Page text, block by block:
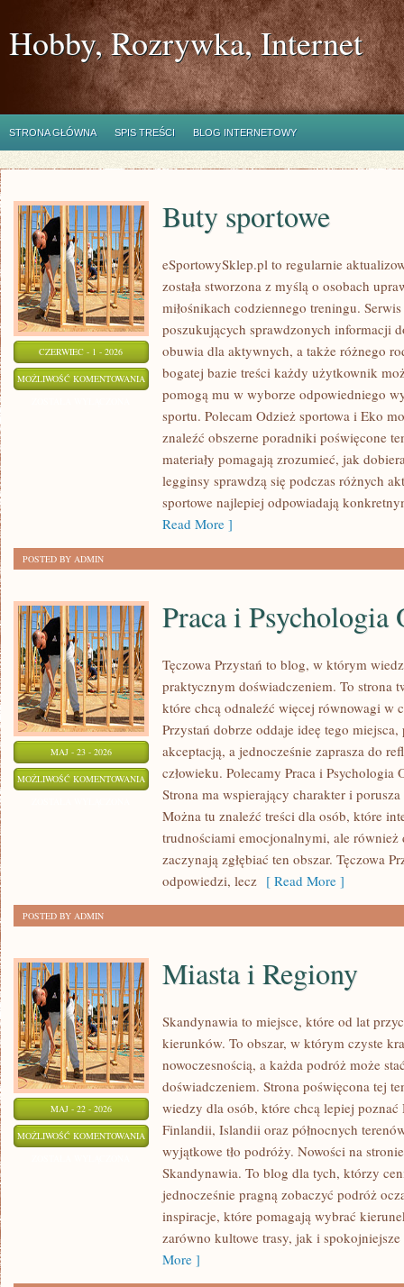
Hobby, Rozrywka, Internet
STRONA GŁÓWNA SPIS TREŚCI BLOG INTERNETOWY
CZERWIEC - 1 - 2026
MOŻLIWOŚĆ KOMENTOWANIA BUTY
SPORTOWE
Buty sportowe
eSportowySklep.pl to regularnie
została stworzona z myślą o osobach
miłośnikach codziennego treningu.
poszukujących sprawdzonych informacji
obuwia dla aktywnych, a także różnego
bogatej bazie treści każdy użytkownik
pomogą mu w wyborze odpowiedniego
sportu. Polecam Odzież sportowa i Eko
znaleźć obszerne poradniki poświęcone
materiały pomagają zrozumieć, jak
legginsy sprawdzą się podczas różnych
sportowe najlepiej odpowiadają
Read More ]
POSTED BY ADMIN
MAJ - 23 - 2026
MOŻLIWOŚĆ KOMENTOWANIA PRACA
PSYCHOLOGIA
ORGANIZACJI
Praca i Psychologia
Tęczowa Przystań to blog, w którym
praktycznym doświadczeniem. To strona
które chcą odnaleźć więcej równowagi w
Przystań dobrze oddaje ideę tego
akceptacją, a jednocześnie zaprasza do
człowieku. Polecamy Praca i
Strona ma wspierający charakter i
Można tu znaleźć treści dla osób, które
trudnościami emocjonalnymi, ale
zaczynają zgłębiać ten obszar. Tęczowa
odpowiedzi, lecz [ Read More ]
POSTED BY ADMIN
MAJ - 22 - 2026
MOŻLIWOŚĆ KOMENTOWANIA MIASTA
REGIONY
Miasta i Regiony
Skandynawia to miejsce, które od lat
kierunków. To obszar, w którym czyste
nowoczesnością, a każda podróż może
doświadczeniem. Strona poświęcona tej
wiedzy dla osób, które chcą lepiej
Finlandii, Islandii oraz północnych
wyjątkowe tło podróży. Nowości na
Skandynawia. To blog dla tych, którzy
jednocześnie pragną zobaczyć podróż
inspiracje, które pomagają wybrać
zarówno kultowe trasy, jak i
More ]